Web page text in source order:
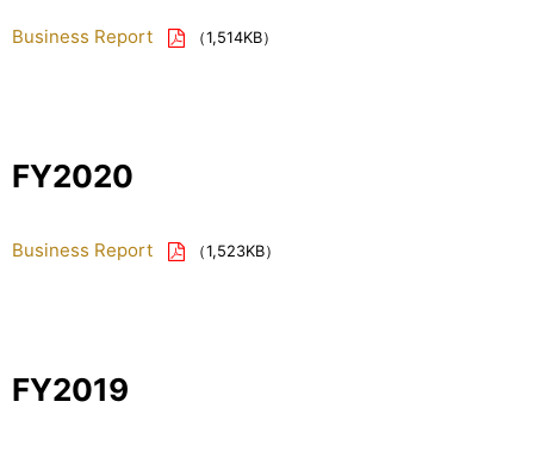
Business Report （1,514KB）
FY2020
Business Report （1,523KB）
FY2019